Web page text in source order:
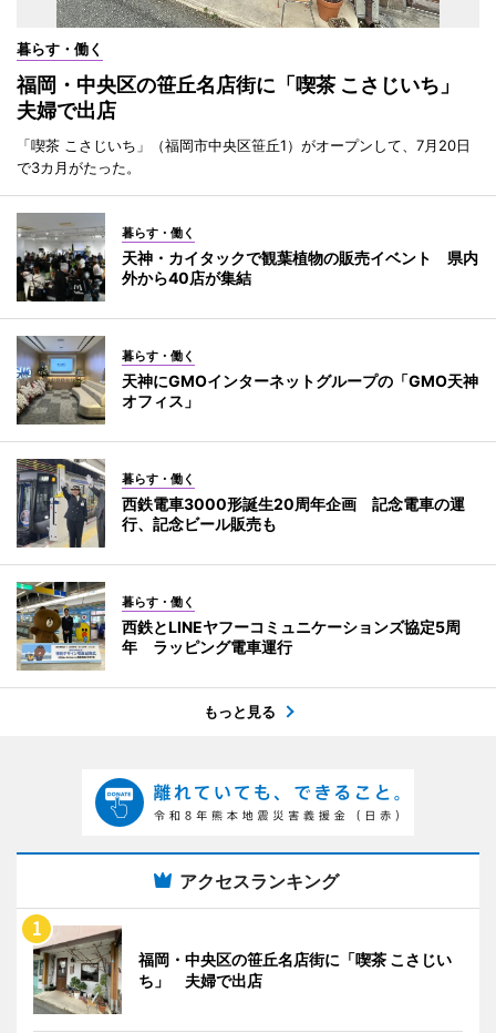
暮らす・働く
福岡・中央区の笹丘名店街に「喫茶 こさじいち」
夫婦で出店
「喫茶 こさじいち」（福岡市中央区笹丘1）がオープンして、7月20日
で3カ月がたった。
暮らす・働く
天神・カイタックで観葉植物の販売イベント 県内
外から40店が集結
暮らす・働く
天神にGMOインターネットグループの「GMO天神
オフィス」
暮らす・働く
西鉄電車3000形誕生20周年企画 記念電車の運
行、記念ビール販売も
暮らす・働く
西鉄とLINEヤフーコミュニケーションズ協定5周
年 ラッピング電車運行
もっと見る
アクセスランキング
福岡・中央区の笹丘名店街に「喫茶 こさじい
ち」 夫婦で出店